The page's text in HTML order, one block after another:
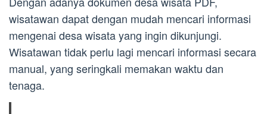
wisatawan dapat dengan mudah mencari informasi
mengenai desa wisata yang ingin dikunjungi.
Wisatawan tidak perlu lagi mencari informasi secara
manual, yang seringkali memakan waktu dan
tenaga.